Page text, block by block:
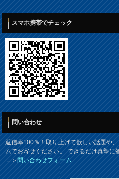
スマホ携帯でチェック
問い合わせ
返信率100％！取り上げて欲しい話題や
ムでお寄せください。 できるだけ真摯に
＝＞問い合わせフォーム